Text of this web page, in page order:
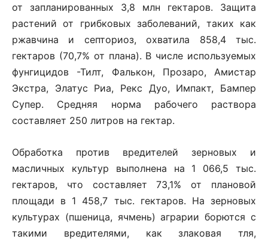
от запланированных 3,8 млн гектаров. Защита
растений от грибковых заболеваний, таких как
ржавчина и септориоз, охватила 858,4 тыс.
гектаров (70,7% от плана). В числе используемых
фунгицидов -Тилт, Фалькон, Прозаро, Амистар
Экстра, Элатус Риа, Рекс Дуо, Импакт, Бампер
Супер. Средняя норма рабочего раствора
составляет 250 литров на гектар.
Обработка против вредителей зерновых и
масличных культур выполнена на 1 066,5 тыс.
гектаров, что составляет 73,1% от плановой
площади в 1 458,7 тыс. гектаров. На зерновых
культурах (пшеница, ячмень) аграрии борются с
такими вредителями, как злаковая тля,